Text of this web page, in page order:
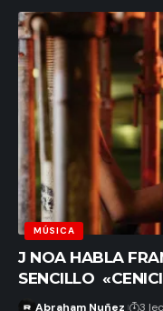
MÚSICA
J NOA HABLA
SENCILLO
Abraham Nuñez 3